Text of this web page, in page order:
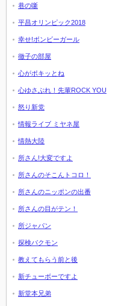
巷の噺
平昌オリンピック2018
幸せ!ボンビーガール
徹子の部屋
心がポキッとね
心ゆさぶれ！先輩ROCK YOU
怒り新党
情報ライブ ミヤネ屋
情熱大陸
所さん!大変ですよ
所さんのそこんトコロ！
所さんのニッポンの出番
所さんの目がテン！
所ジャパン
探検バクモン
教えてもらう前と後
新チューボーですよ
新堂本兄弟